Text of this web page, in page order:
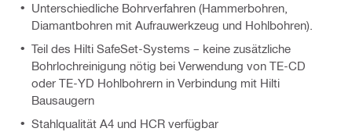
Unterschiedliche Bohrverfahren (Hammerbohren,
Diamantbohren mit Aufrauwerkzeug und Hohlbohren).
Teil des Hilti SafeSet-Systems – keine zusätzliche
Bohrlochreinigung nötig bei Verwendung von TE-CD
oder TE-YD Hohlbohrern in Verbindung mit Hilti
Bausaugern
Stahlqualität A4 und HCR verfügbar